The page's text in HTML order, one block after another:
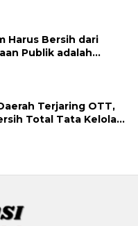
Harus Bersih dari
Publik adalah
Terjaring OTT,
Total Tata Kelola